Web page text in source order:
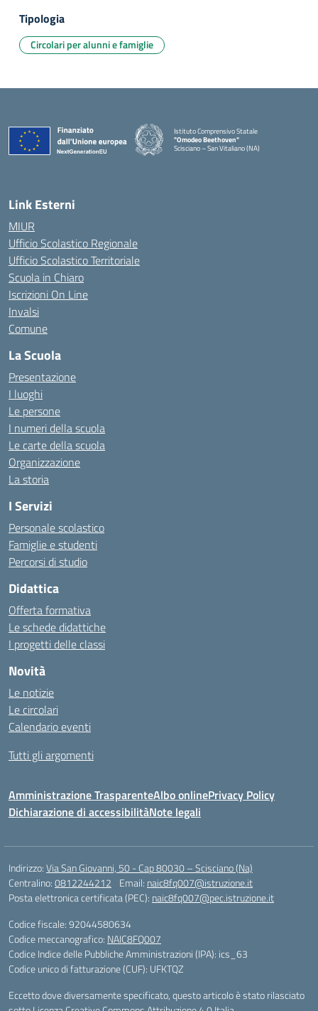
Tipologia
Circolari per alunni e famiglie
Istituto Comprensivo Statale
"Omodeo Beethoven"
Scisciano – San Vitaliano (NA)
Link Esterni
MIUR
Ufficio Scolastico Regionale
Ufficio Scolastico Territoriale
Scuola in Chiaro
Iscrizioni On Line
Invalsi
Comune
La Scuola
Presentazione
I luoghi
Le persone
I numeri della scuola
Le carte della scuola
Organizzazione
La storia
I Servizi
Personale scolastico
Famiglie e studenti
Percorsi di studio
Didattica
Offerta formativa
Le schede didattiche
I progetti delle classi
Novità
Le notizie
Le circolari
Calendario eventi
Tutti gli argomenti
Amministrazione TrasparenteAlbo onlinePrivacy Policy
Dichiarazione di accessibilitàNote legali
Indirizzo:Via San Giovanni, 50 - Cap 80030 – Scisciano (Na)
Centralino:0812244212 Email: naic8fq007@istruzione.it
Posta elettronica certificata (PEC): naic8fq007@pec.istruzione.it
Codice fiscale: 92044580634
Codice meccanografico: NAIC8FQ007
Codice Indice delle Pubbliche Amministrazioni (IPA): ics_63
Codice unico di fatturazione (CUF): UFKTQZ
Eccetto dove diversamente specificato, questo articolo è stato rilasciato